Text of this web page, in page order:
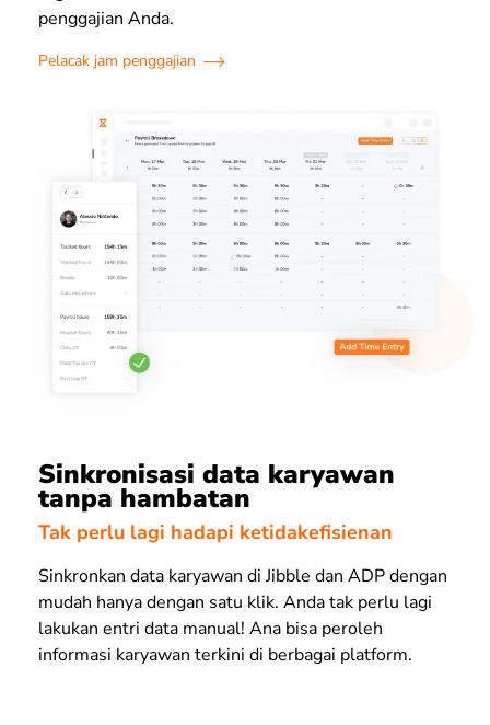
penggajian Anda.
Pelacak jam penggajian
Sinkronisasi data karyawan
tanpa hambatan
Tak perlu lagi hadapi ketidakefisienan
Sinkronkan data karyawan di Jibble dan ADP dengan
mudah hanya dengan satu klik. Anda tak perlu lagi
lakukan entri data manual! Ana bisa peroleh
informasi karyawan terkini di berbagai platform.